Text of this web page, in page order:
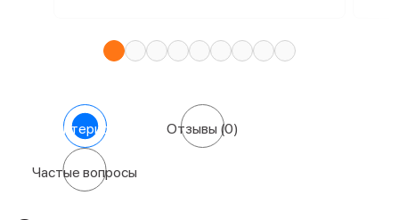
Характеристики Отзывы (0)
Частые вопросы